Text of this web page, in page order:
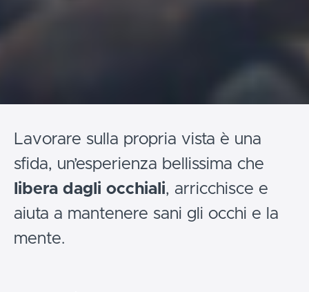
Lavorare sulla propria vista è una
sfida, un’esperienza bellissima che
libera dagli occhiali, arricchisce e
aiuta a mantenere sani gli occhi e la
mente.